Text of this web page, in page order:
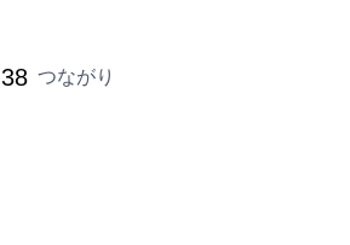
38 つながり